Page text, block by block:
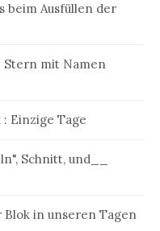
beim Ausfüllen der
Stern mit Namen
Einzige Tage
Schnitt, und__
Blok in unseren Tagen